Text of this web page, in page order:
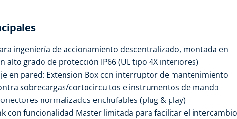
ingeniería de accionamiento descentralizado, montada en
alto grado de protección IP66 (UL tipo 4X interiores)
en pared: Extension Box con interruptor de mantenimiento
sobrecargas/cortocircuitos e instrumentos de mando
normalizados enchufables (plug & play)
con funcionalidad Master limitada para facilitar el intercambio